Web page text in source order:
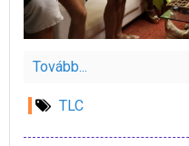
Tovább...
TLC